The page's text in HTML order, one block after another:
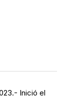
Inició el